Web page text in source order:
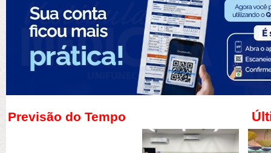
Previsão do Tempo